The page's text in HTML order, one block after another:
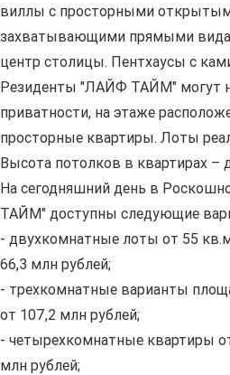
виллы с просторными
захватывающими прямыми
центр столицы. Пентхаусы с
Резиденты "ЛАЙФ ТАЙМ" могут
приватности, на этаже
просторные квартиры. Лоты
Высота потолков в квартирах –
На сегодняшний день в
ТАЙМ" доступны следующие
- двухкомнатные лоты от 55
66,3 млн рублей;
- трехкомнатные варианты
от 107,2 млн рублей;
- четырехкомнатные квартиры
млн рублей;